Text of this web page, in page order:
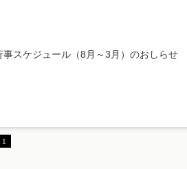
スケジュール（8月～3月）のおしらせ
1